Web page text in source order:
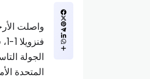
واصلت
المتحدة